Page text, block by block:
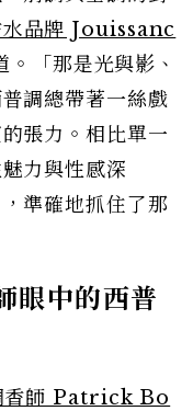
水品牌 Jouissanc
。「那是光與影、
調總帶著一絲戲
張力。相比單一
力與性感深
準確地抓住了那
眼中的西普
香師 Patrick Bo